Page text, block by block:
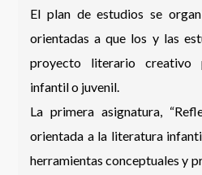
El plan de estudios se
orientadas a que los y las
proyecto literario creativo
infantil o juvenil.
La primera asignatura,
orientada a la literatura
herramientas conceptuales y